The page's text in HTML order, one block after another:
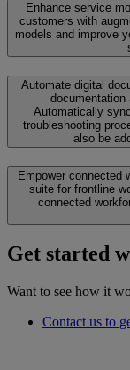
Enhance service
customers with
models and improve
Automate digital
Automatically
troubleshooting
also be
Empower connected
suite for frontline
connected
Get started
Want to see how it
Contact us to